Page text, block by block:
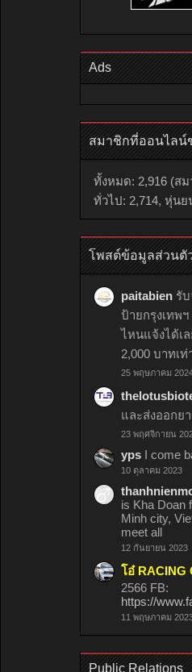
Ads
สมาชิกที่ออนไล
ทั้งหมด: 2,916 (ส
ทั่วไป: 2,714, หุ่นย
โพสต์ข้อมูลส่วนตั
paitabien รั
ป้ายกรุงเทพ
ไหนแจ้งได้เ
2,000 บาทเ
25 พฤษภาคม
และส่งออกย
23 พฤศจิกายน
yps I come
10 ตุลาคม 2023
is Kha Doan
Minh city,
meet all
12 กันยายน 2023
โอ๋ RACING
2566 FB:
https://
11 พฤษภาคม
Public Relations